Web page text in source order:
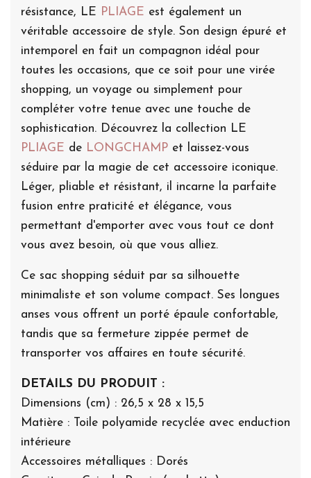
résistance, LE PLIAGE est également un
véritable accessoire de style. Son design épuré et
intemporel en fait un compagnon idéal pour
toutes les occasions, que ce soit pour une virée
shopping, un voyage ou simplement pour
compléter votre tenue avec une touche de
sophistication. Découvrez la collection LE
PLIAGE de LONGCHAMP et laissez-vous
séduire par la magie de cet accessoire iconique.
Léger, pliable et résistant, il incarne la parfaite
fusion entre praticité et élégance, vous
permettant d'emporter avec vous tout ce dont
vous avez besoin, où que vous alliez.
Ce sac shopping séduit par sa silhouette
minimaliste et son volume compact. Ses longues
anses vous offrent un porté épaule confortable,
tandis que sa fermeture zippée permet de
transporter vos affaires en toute sécurité.
DETAILS DU PRODUIT :
Dimensions (cm) : 26,5 x 28 x 15,5
Matière : Toile polyamide recyclée avec enduction
intérieure
Accessoires métalliques : Dorés